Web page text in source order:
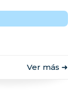
Ver más ➜